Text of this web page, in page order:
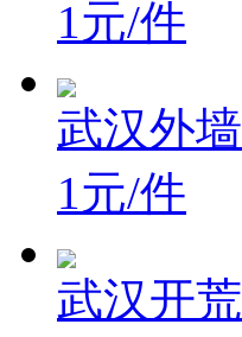
1元/件
武汉外
1元/件
武汉开